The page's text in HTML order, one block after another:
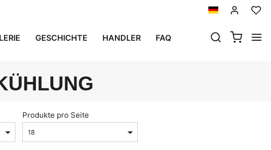
GESCHICHTE HANDLER FAQ
Produkte pro Seite
18